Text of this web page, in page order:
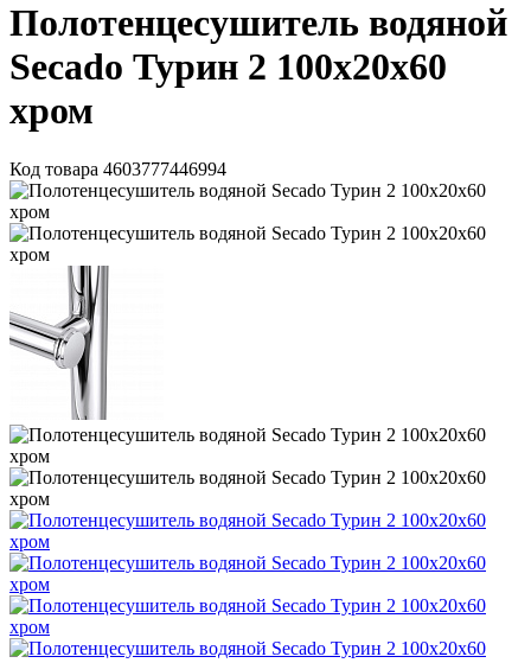
Полотенцесушитель водяной
Secado Турин 2 100x20x60
хром
Код товара 4603777446994